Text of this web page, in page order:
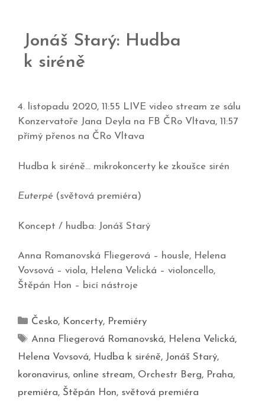
Jonáš Starý: Hudba
k siréně
4. listopadu 2020, 11:55 LIVE video stream ze sálu
Konzervatoře Jana Deyla na FB ČRo Vltava, 11:57
přímý přenos na ČRo Vltava
Hudba k siréně… mikrokoncerty ke zkoušce sirén
Euterpé(světová premiéra)
Koncept / hudba: Jonáš Starý
Anna Romanovská Fliegerová – housle, Helena
Vovsová – viola, Helena Velická – violoncello,
Štěpán Hon – bicí nástroje
Česko, Koncerty, Premiéry
Anna Fliegerová Romanovská, Helena Velická,
Helena Vovsová, Hudba k siréně, Jonáš Starý,
koronavirus, online stream, Orchestr Berg, Praha,
premiéra, Štěpán Hon, světová premiéra